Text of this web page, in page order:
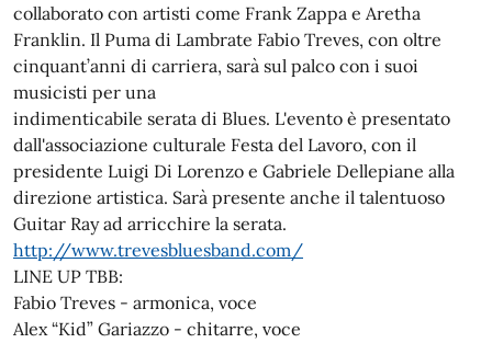
collaborato con artisti come Frank Zappa e Aretha
Franklin. Il Puma di Lambrate Fabio Treves, con oltre
cinquant’anni di carriera, sarà sul palco con i suoi
musicisti per una
indimenticabile serata di Blues. L'evento è presentato
dall'associazione culturale Festa del Lavoro, con il
presidente Luigi Di Lorenzo e Gabriele Dellepiane alla
direzione artistica. Sarà presente anche il talentuoso
Guitar Ray ad arricchire la serata.
http://www.trevesbluesband.com/
LINE UP TBB:
Fabio Treves - armonica, voce
Alex “Kid” Gariazzo - chitarre, voce